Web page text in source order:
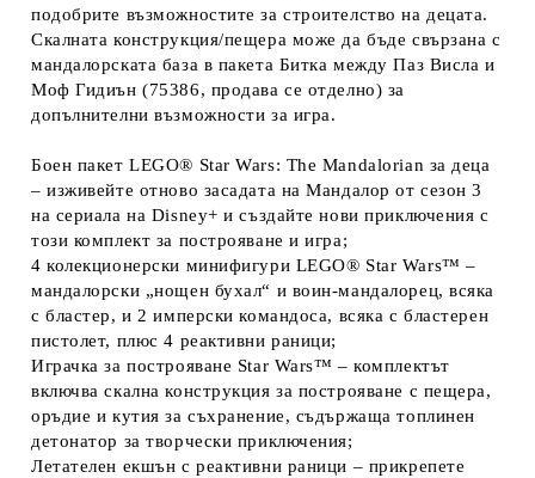
подобрите възможностите за строителство на децата.
Скалната конструкция/пещера може да бъде свързана с
мандалорската база в пакета Битка между Паз Висла и
Моф Гидиън (75386, продава се отделно) за
допълнителни възможности за игра.
Боен пакет LEGO® Star Wars: The Mandalorian за деца
– изживейте отново засадата на Мандалор от сезон 3
на сериала на Disney+ и създайте нови приключения с
този комплект за построяване и игра;
4 колекционерски минифигури LEGO® Star Wars™ –
мандалорски „нощен бухал“ и воин-мандалорец, всяка
с бластер, и 2 имперски командоса, всяка с бластерен
пистолет, плюс 4 реактивни раници;
Играчка за построяване Star Wars™ – комплектът
включва скална конструкция за построяване с пещера,
оръдие и кутия за съхранение, съдържаща топлинен
детонатор за творчески приключения;
Летателен екшън с реактивни раници – прикрепете